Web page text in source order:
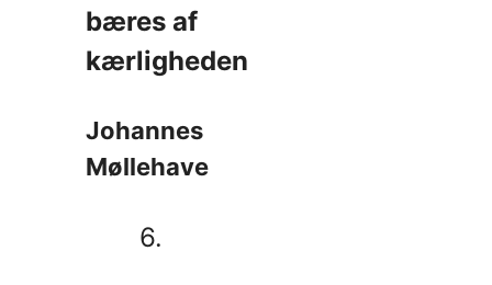
bæres af
kærligheden
Johannes
Møllehave
6.